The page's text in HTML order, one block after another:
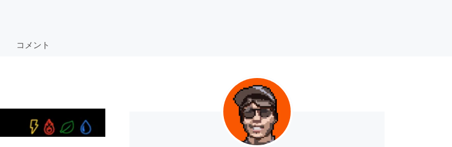
コメント